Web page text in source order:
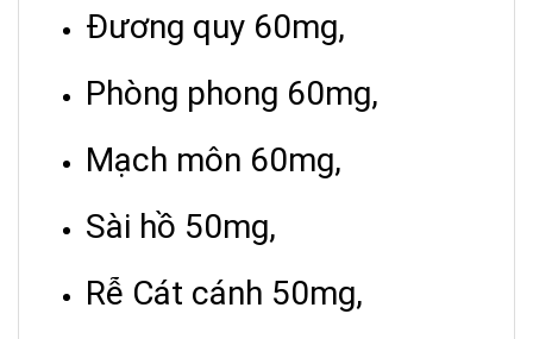
Đương quy 60mg,
Phòng phong 60mg,
Mạch môn 60mg,
Sài hồ 50mg,
Rễ Cát cánh 50mg,